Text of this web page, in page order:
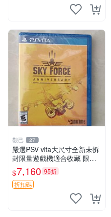
觀己 27
嚴選PSV vita大尺寸全新未拆
封限量遊戲機適合收藏 限量
PSVita 大尺寸 新機 獲得者專
屬收藏版
$7,160 95折
折扣碼